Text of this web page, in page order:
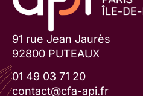
91 rue Jean Jaurès
92800 PUTEAUX
01 49 03 71 20
contact@cfa-api.fr